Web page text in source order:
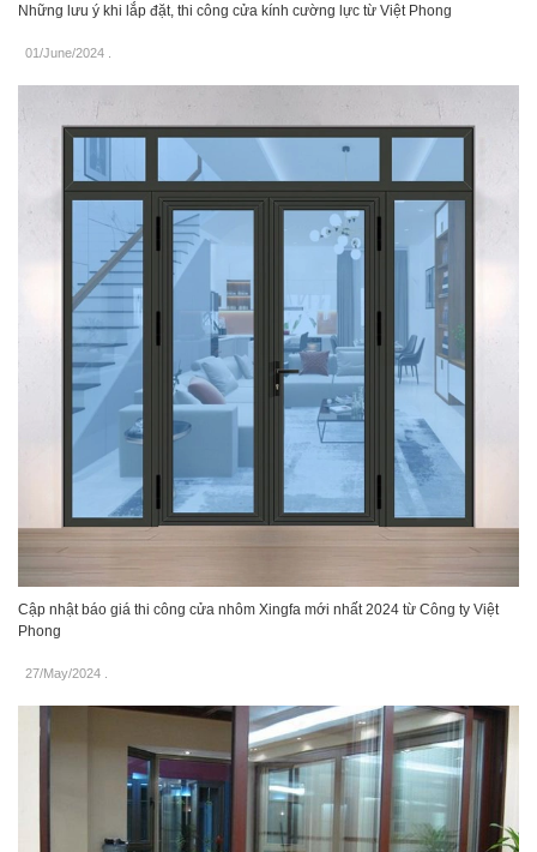
Những lưu ý khi lắp đặt, thi công cửa kính cường lực từ Việt Phong
01/June/2024
Cập nhật báo giá thi công cửa nhôm Xingfa mới nhất 2024 từ Công ty Việt
Phong
27/May/2024